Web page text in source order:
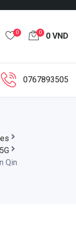
0 0 0 VND
0767893505
Qin